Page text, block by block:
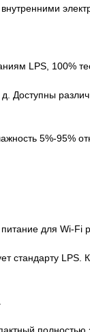
LPS, 100%
Доступны
5%-95%
для Wi-Fi
стандарту